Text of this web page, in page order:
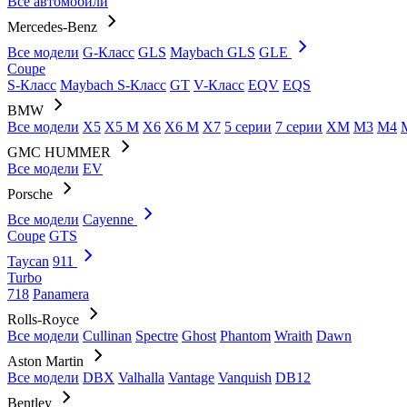
Mercedes-Benz
Все модели G-Класс GLS Maybach GLS GLE
Coupe
S-Класс Maybach S-Класс GT V-Класс EQV EQS
BMW
Все модели X5 X5 M X6 X6 M X7 5 серии 7 серии XM M3 M4
GMC HUMMER
Все модели EV
Porsche
Все модели Cayenne
Coupe GTS
Taycan 911
Turbo
718 Panamera
Rolls-Royce
Все модели Cullinan Spectre Ghost Phantom Wraith Dawn
Aston Martin
Все модели DBX Valhalla Vantage Vanquish DB12
Bentley